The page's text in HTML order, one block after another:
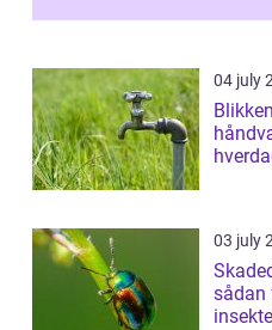
ønsker mere...
04 july
03 july
sådan